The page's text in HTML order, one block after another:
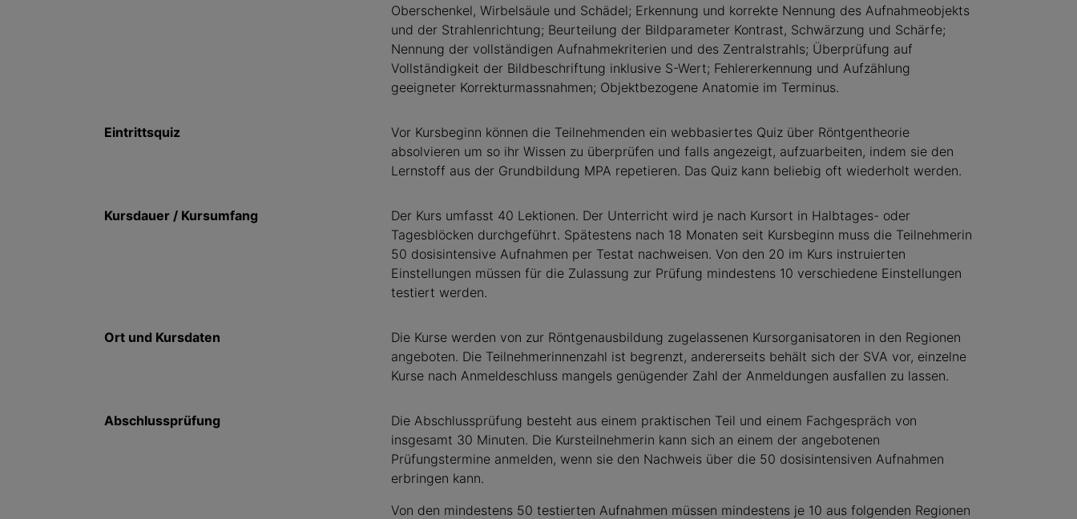
Oberschenkel, Wirbelsäule und Schädel; Erkennung und korrekte Nennung des Aufnahmeobjekts
und der Strahlenrichtung; Beurteilung der Bildparameter Kontrast, Schwärzung und Schärfe;
Nennung der vollständigen Aufnahmekriterien und des Zentralstrahls; Überprüfung auf
Vollständigkeit der Bildbeschriftung inklusive S-Wert; Fehlererkennung und Aufzählung
geeigneter Korrekturmassnahmen; Objektbezogene Anatomie im Terminus.
Eintrittsquiz
Vor Kursbeginn können die Teilnehmenden ein webbasiertes Quiz über Röntgentheorie
absolvieren um so ihr Wissen zu überprüfen und falls angezeigt, aufzuarbeiten, indem sie den
Lernstoff aus der Grundbildung MPA repetieren. Das Quiz kann beliebig oft wiederholt werden.
Kursdauer / Kursumfang
Der Kurs umfasst 40 Lektionen. Der Unterricht wird je nach Kursort in Halbtages- oder
Tagesblöcken durchgeführt. Spätestens nach 18 Monaten seit Kursbeginn muss die Teilnehmerin
50 dosisintensive Aufnahmen per Testat nachweisen. Von den 20 im Kurs instru­ierten
Einstellungen müssen für die Zulassung zur Prüfung mindestens 10 ver­schiedene Einstellungen
testiert werden.
Ort und Kursdaten
Die Kurse werden von zur Röntgenausbildung zugelassenen Kursorganisatoren in den Regionen
angeboten. Die Teilnehmerinnenzahl ist begrenzt, andererseits behält sich der SVA vor, einzelne
Kurse nach Anmeldeschluss mangels genügender Zahl der Anmeldungen ausfallen zu lassen.
Abschlussprüfung
Die Abschlussprüfung besteht aus einem praktischen Teil und einem Fachgespräch von
insgesamt 30 Minuten. Die Kursteilnehmerin kann sich an einem der angebotenen
Prüfungstermine anmelden, wenn sie den Nachweis über die 50 dosisintensiven Aufnahmen
erbringen kann.
Von den mindestens 50 testierten Aufnahmen müssen mindestens je 10 aus folgenden Regionen